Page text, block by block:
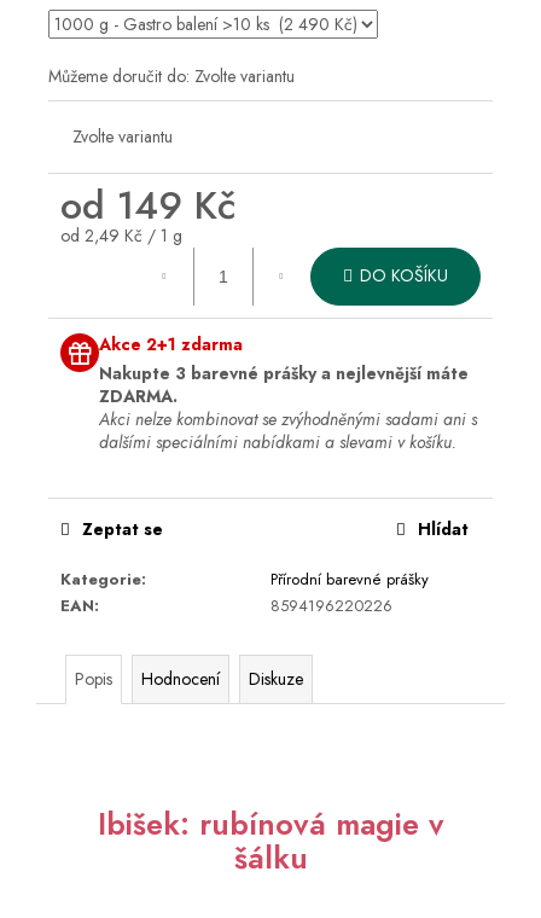
Můžeme doručit do: Zvolte variantu
Zvolte variantu
od 149 Kč
Měrná
od 2,49 Kč / 1 g
DO KOŠÍKU
Akce 2+1 zdarma
Nakupte 3 barevné prášky a nejlevnější máte
ZDARMA.
Akci nelze kombinovat se zvýhodněnými sadami ani s
dalšími speciálními nabídkami a slevami v košíku.
Kategorie:
Přírodní barevné prášky
EAN: 8594196220226
Zeptat se Hlídat
Popis Hodnocení Diskuze
Ibišek: rubínová magie v
šálku